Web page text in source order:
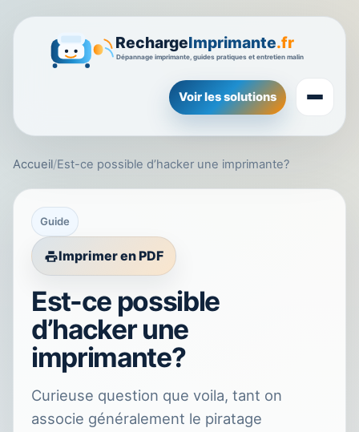
Voir les solutions
Accueil/Est-ce possible d’hacker une imprimante?
Guide
Imprimer en PDF
Est-ce possible
d’hacker une
imprimante?
Curieuse question que voila, tant on
associe généralement le piratage